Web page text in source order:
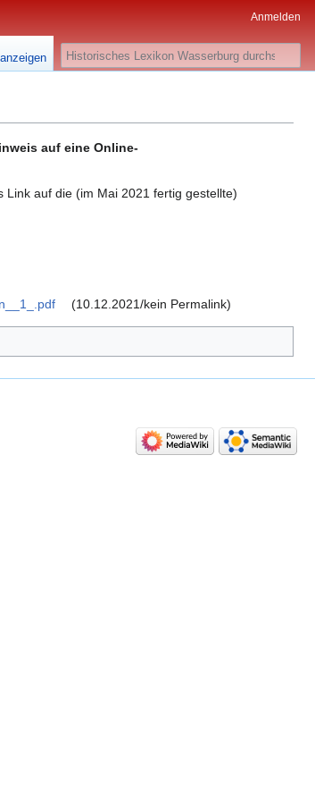
auf eine Online-
auf die (im Mai 2021 fertig gestellte)
(10.12.2021/kein Permalink)
Anmelden
Suche